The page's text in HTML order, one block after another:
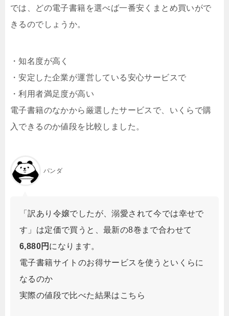
では、どの電子書籍を選べば一番安くまとめ買いがで
きるのでしょうか。
・知名度が高く
・安定した企業が運営している安心サービスで
・利用者満足度が高い
電子書籍のなかから厳選したサービスで、いくらで購
入できるのか値段を比較しました。
パンダ
「訳あり令嬢でしたが、溺愛されて今では幸せで
す」は定価で買うと、最新の8巻まで合わせて
6,880円 になります。
電子書籍サイトのお得サービスを使うといくらに
なるのか
実際の値段で比べた結果はこちら